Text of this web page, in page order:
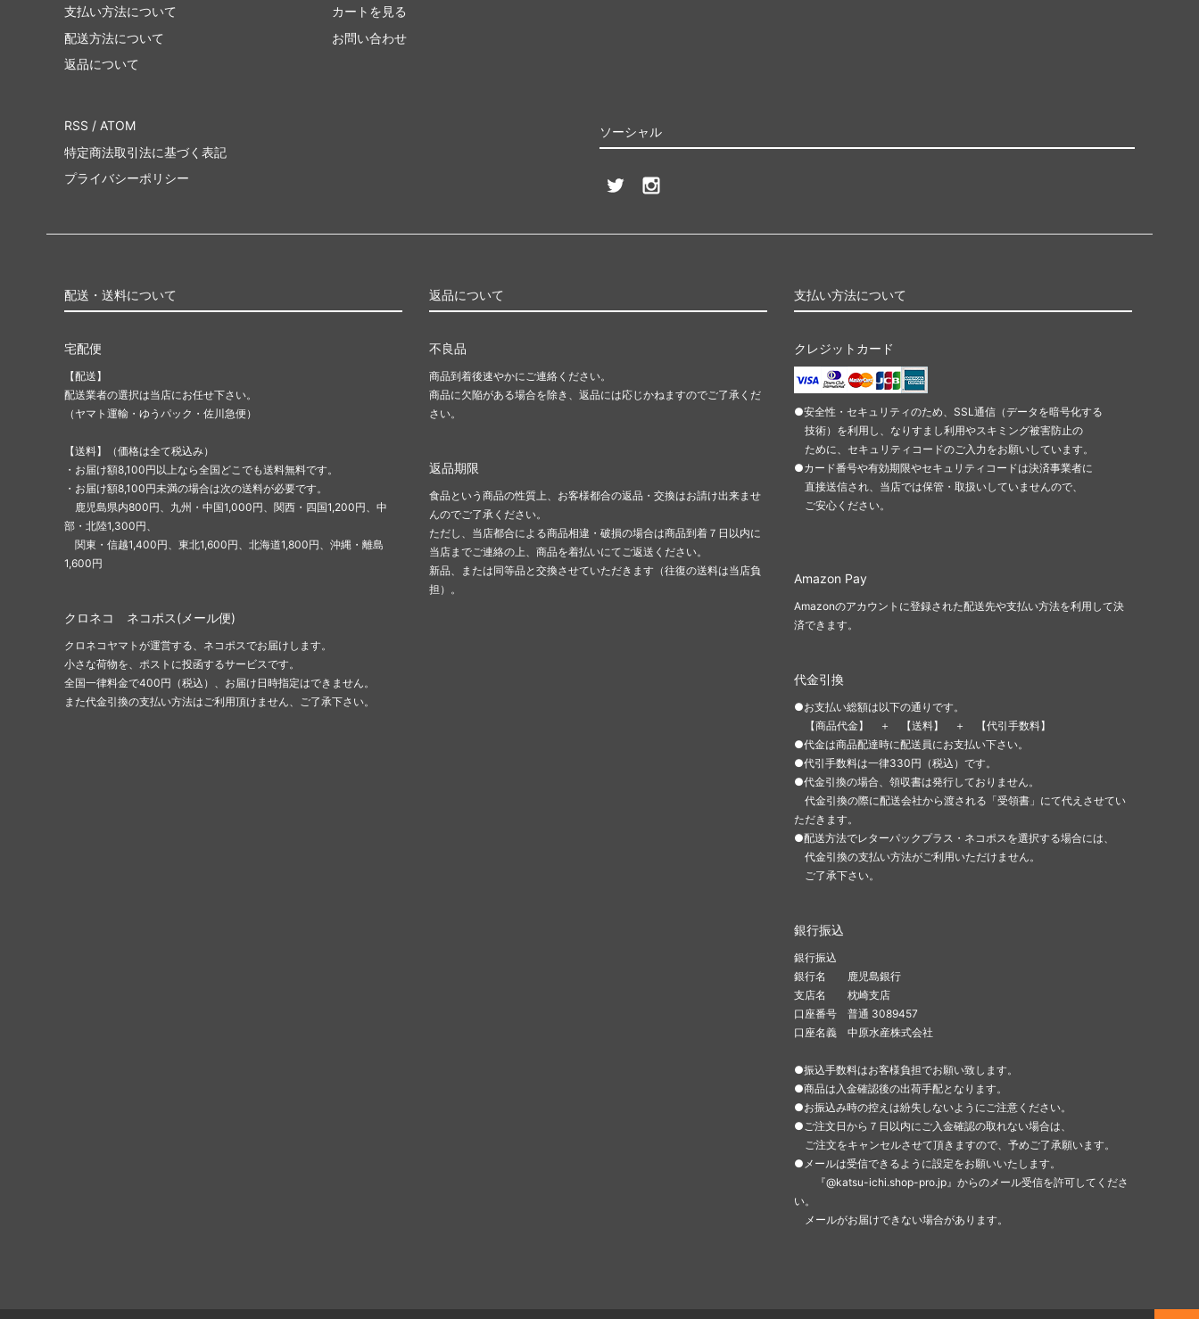
支払い方法について
配送方法について
返品について
カートを見る
お問い合わせ
ソーシャル
RSS / ATOM
特定商法取引法に基づく表記
プライバシーポリシー
配送・送料について
宅配便
【配送】
配送業者の選択は当店にお任せ下さい。
（ヤマト運輸・ゆうパック・佐川急便）
【送料】（価格は全て税込み）
・お届け額8,100円以上なら全国どこでも送料無料です。
・お届け額8,100円未満の場合は次の送料が必要です。
鹿児島県内800円、九州・中国1,000円、関西・四国1,200円、中
部・北陸1,300円、
関東・信越1,400円、東北1,600円、北海道1,800円、沖縄・離島
1,600円
クロネコ ネコポス(メール便)
クロネコヤマトが運営する、ネコポスでお届けします。
小さな荷物を、ポストに投函するサービスです。
全国一律料金で400円（税込）、お届け日時指定はできません。
また代金引換の支払い方法はご利用頂けません、ご了承下さい。
返品について
不良品
商品到着後速やかにご連絡ください。
商品に欠陥がある場合を除き、返品には応じかねますのでご了承くだ
さい。
返品期限
食品という商品の性質上、お客様都合の返品・交換はお請け出来ませ
んのでご了承ください。
ただし、当店都合による商品相違・破損の場合は商品到着７日以内に
当店までご連絡の上、商品を着払いにてご返送ください。
新品、または同等品と交換させていただきます（往復の送料は当店負
担）。
支払い方法について
クレジットカード
●安全性・セキュリティのため、SSL通信（データを暗号化する
技術）を利用し、なりすまし利用やスキミング被害防止の
ために、セキュリティコードのご入力をお願いしています。
●カード番号や有効期限やセキュリティコードは決済事業者に
直接送信され、当店では保管・取扱いしていませんので、
ご安心ください。
Amazon Pay
Amazonのアカウントに登録された配送先や支払い方法を利用して決
済できます。
代金引換
●お支払い総額は以下の通りです。
【商品代金】 ＋ 【送料】 ＋ 【代引手数料】
●代金は商品配達時に配送員にお支払い下さい。
●代引手数料は一律330円（税込）です。
●代金引換の場合、領収書は発行しておりません。
代金引換の際に配送会社から渡される「受領書」にて代えさせてい
ただきます。
●配送方法でレターパックプラス・ネコポスを選択する場合には、
代金引換の支払い方法がご利用いただけません。
ご了承下さい。
銀行振込
銀行振込
銀行名 鹿児島銀行
支店名 枕崎支店
口座番号 普通 3089457
口座名義 中原水産株式会社
●振込手数料はお客様負担でお願い致します。
●商品は入金確認後の出荷手配となります。
●お振込み時の控えは紛失しないようにご注意ください。
●ご注文日から７日以内にご入金確認の取れない場合は、
ご注文をキャンセルさせて頂きますので、予めご了承願います。
●メールは受信できるように設定をお願いいたします。
『@katsu-ichi.shop-pro.jp』からのメール受信を許可してくださ
い。
メールがお届けできない場合があります。